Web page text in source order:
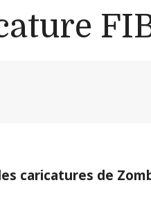
caricatures de